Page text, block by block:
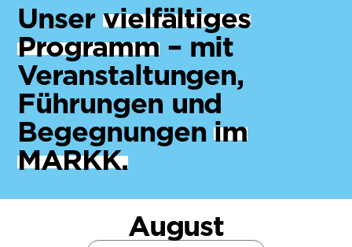
Unser vielfältiges
Programm– mit
Veranstaltungen,
Führungen und
Begegnungenim
MARKK.
August